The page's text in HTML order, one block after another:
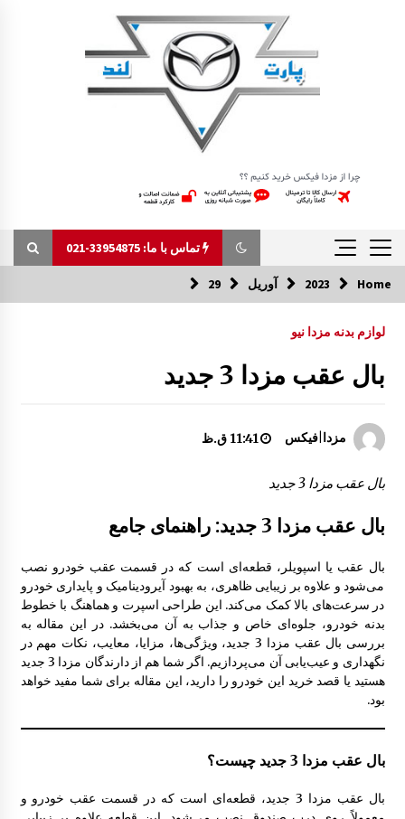
تماس با ما: 33954875-021
تماس با ما: 33954875-021
گلگیر عقب مزدا 323 GLX , FL
1:51 ب.ظ
سپر جلو مزدا 323 GLX , FL
کاور زیر موتور مزدا 323 GLX , FL
درب صندوق عقب مزدا 323 GLX , FL
Home
2023 آوریل 29
لوازم بدنه مزدا نیو
بال عقب مزدا 3 جدید
مزدا|فیکس 11:41 ق.ظ
بال عقب مزدا 3 جدید
بال عقب مزدا 3 جدید: راهنمای جامع
بال عقب یا اسپویلر، قطعه‌ای است که در قسمت عقب خودرو نصب
می‌شود و علاوه بر زیبایی ظاهری، به بهبود آیرودینامیک و پایداری خودرو
در سرعت‌های بالا کمک می‌کند. این طراحی اسپرت و هماهنگ با خطوط
بدنه خودرو، جلوه‌ای خاص و جذاب به آن می‌بخشد. در این مقاله به
بررسی بال عقب مزدا 3 جدید، ویژگی‌ها، مزایا، معایب، نکات مهم در
نگهداری و عیب‌یابی آن می‌پردازیم. اگر شما هم از دارندگان مزدا 3 جدید
هستید یا قصد خرید این خودرو را دارید، این مقاله برای شما مفید خواهد
بود.
بال عقب مزدا 3 جدید چیست؟
بال عقب مزدا 3 جدید، قطعه‌ای است که در قسمت عقب خودرو و